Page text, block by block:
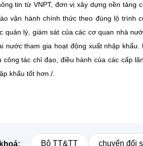
tin từ VNPT, đơn vị xây dựng nền tảng
vận hành chính thức theo đúng lộ trình
quản lý, giám sát của các cơ quan nhà
nước tham gia hoạt động xuất nhập
công tác chỉ đạo, điều hành của các cấp
khẩu tốt hơn./.
Bộ TT&TT chuyển đổi